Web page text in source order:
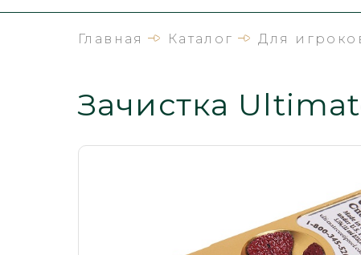
Главная Каталог Для
Зачистка